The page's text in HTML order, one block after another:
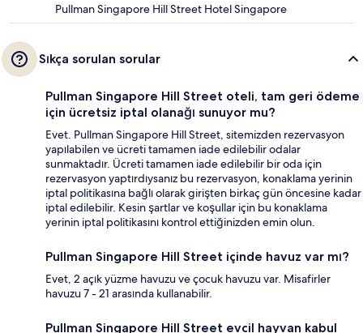
Pullman Singapore Hill Street Hotel Singapore
Sıkça sorulan sorular
Pullman Singapore Hill Street oteli, tam geri ödeme
için ücretsiz iptal olanağı sunuyor mu?
Evet. Pullman Singapore Hill Street, sitemizden rezervasyon
yapılabilen ve ücreti tamamen iade edilebilir odalar
sunmaktadır. Ücreti tamamen iade edilebilir bir oda için
rezervasyon yaptırdıysanız bu rezervasyon, konaklama yerinin
iptal politikasına bağlı olarak girişten birkaç gün öncesine kadar
iptal edilebilir. Kesin şartlar ve koşullar için bu konaklama
yerinin iptal politikasını kontrol ettiğinizden emin olun.
Pullman Singapore Hill Street içinde havuz var mı?
Evet, 2 açık yüzme havuzu ve çocuk havuzu var. Misafirler
havuzu 7 - 21 arasında kullanabilir.
Pullman Singapore Hill Street evcil hayvan kabul